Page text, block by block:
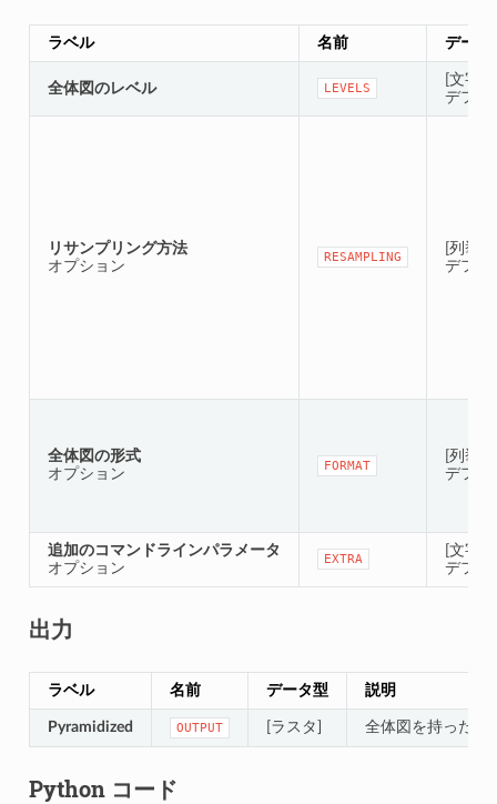
ラベル 名前 データ
全体図のレベル LEVELS
[文字
デフォ
リサンプリング方法
オプション
RESAMPLING
[列挙
デフォ
全体図の形式
オプション
FORMAT
[列挙
デフォ
追加のコマンドラインパラメータ
オプション
EXTRA
[文字
デフォ
出力
ラベル 名前 データ型 説明
Pyramidized OUTPUT [ラスタ] 全体図を持った出
Python コード